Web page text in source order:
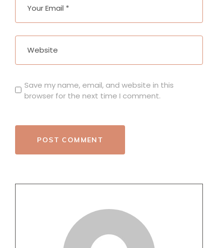
Save my name, email, and website in this
browser for the next time I comment.
POST COMMENT